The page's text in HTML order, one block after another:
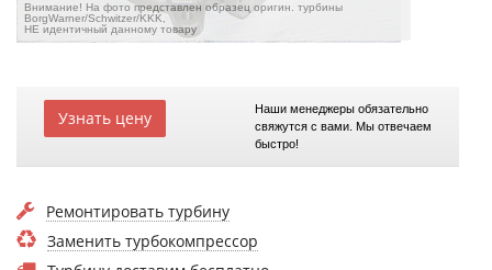
Внимание! На фото представлен образец оригин. турбины
BorgWarner/Schwitzer/KKK,
НЕ идентичный данному товару
Узнать цену
Наши менеджеры обязательно
свяжутся с вами. Мы отвечаем
быстро!
Ремонтировать турбину
Заменить турбокомпрессор